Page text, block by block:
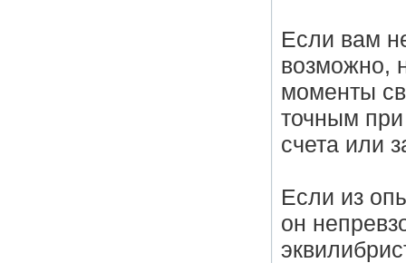
Если вам
возможно,
моменты
точным
счета или
Если из
он